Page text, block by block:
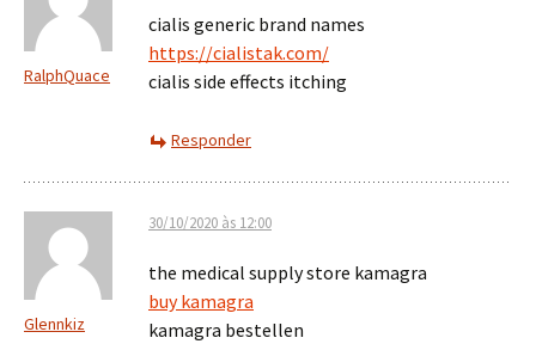
RalphQuace
cialis generic brand names
https://cialistak.com/
cialis side effects itching
Responder
Glennkiz
30/10/2020 às 12:00
the medical supply store kamagra
buy kamagra
kamagra bestellen